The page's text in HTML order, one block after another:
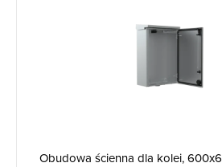
Obudowa ścienna dla kolei,